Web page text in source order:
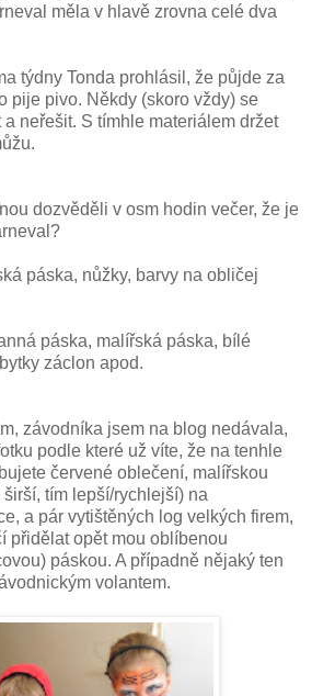
měla v hlavě zrovna celé dva
týdny Tonda prohlásil, že půjde za
pije pivo. Někdy (skoro vždy) se
neřešit. S tímhle materiálem držet
dozvěděli v osm hodin večer, že je
páska, nůžky, barvy na obličej
páska, malířská páska, bílé
záclon apod.
závodníka jsem na blog nedávala,
podle které už víte, že na tenhle
červené oblečení, malířskou
tím lepší/rychlejší) na
a pár vytištěných log velkých firem,
přidělat opět mou oblíbenou
páskou. A případně nějaký ten
volantem.